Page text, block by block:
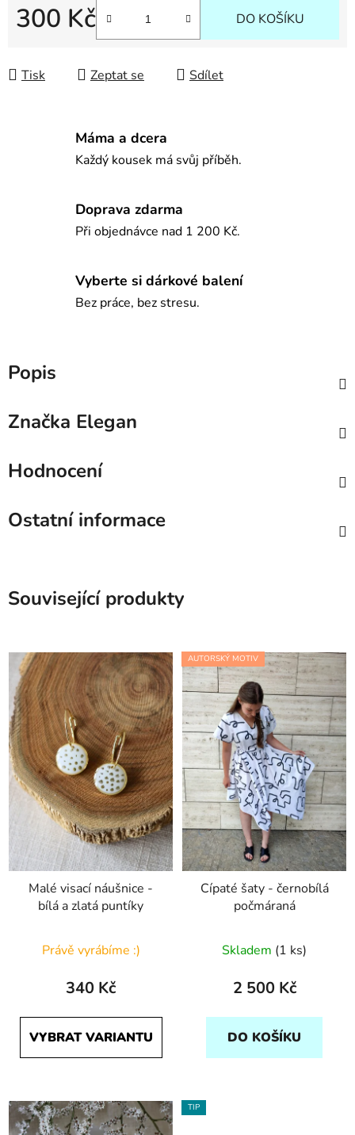
300 Kč DO KOŠÍKU
Tisk Zeptat se Sdílet
Máma a dcera
Každý kousek má svůj příběh.
Doprava zdarma
Při objednávce nad 1 200 Kč.
Vyberte si dárkové balení
Bez práce, bez stresu.
Popis
Značka Elegan
Hodnocení
Ostatní informace
Související produkty
Malé visací náušnice -
bílá a zlatá puntíky
Právě vyrábíme :)
340 Kč
VYBRAT VARIANTU
AUTORSKÝ MOTIV
Cípaté šaty - černobílá
počmáraná
Skladem (1 ks)
2 500 Kč
DO KOŠÍKU
TIP